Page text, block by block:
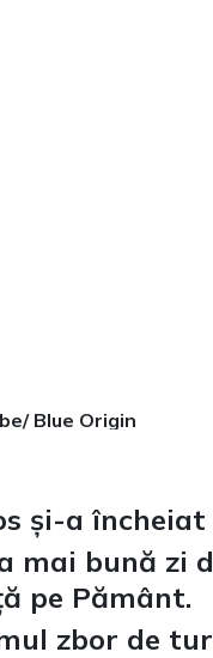
Blue Origin
și-a
mai bună zi
pe Pământ.
zbor de